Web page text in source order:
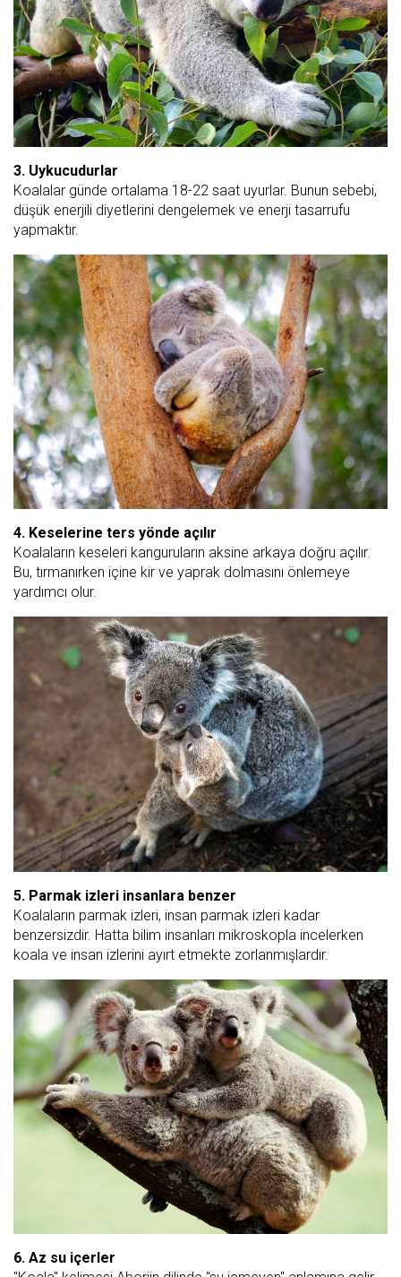
3. Uykucudurlar
Koalalar günde ortalama 18-22 saat uyurlar. Bunun sebebi,
düşük enerjili diyetlerini dengelemek ve enerji tasarrufu
yapmaktır.
4. Keselerine ters yönde açılır
Koalaların keseleri kanguruların aksine arkaya doğru açılır.
Bu, tırmanırken içine kir ve yaprak dolmasını önlemeye
yardımcı olur.
5. Parmak izleri insanlara benzer
Koalaların parmak izleri, insan parmak izleri kadar
benzersizdir. Hatta bilim insanları mikroskopla incelerken
koala ve insan izlerini ayırt etmekte zorlanmışlardır.
6. Az su içerler